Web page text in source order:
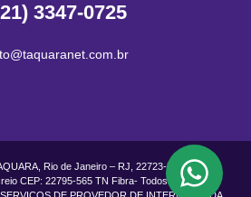
3347-0725
Rio de Janeiro – RJ, 22723-500 Rua do
CEP: 22795-565 TN Fibra- Todos os direitos
DE PROVEDOR DE INTERNET LTDA